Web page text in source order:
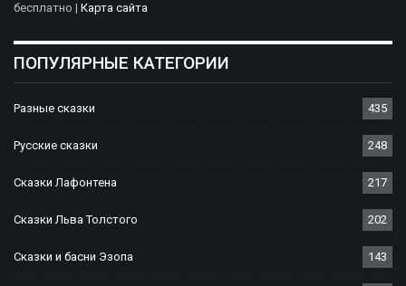
бесплатно | Карта сайта
ПОПУЛЯРНЫЕ КАТЕГОРИИ
Разные сказки 435
Русские сказки 248
Сказки Лафонтена 217
Сказки Льва Толстого 202
Сказки и басни Эзопа 143